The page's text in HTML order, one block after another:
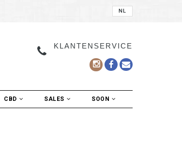
NL
KLANTENSERVICE
CBD SALES SOON